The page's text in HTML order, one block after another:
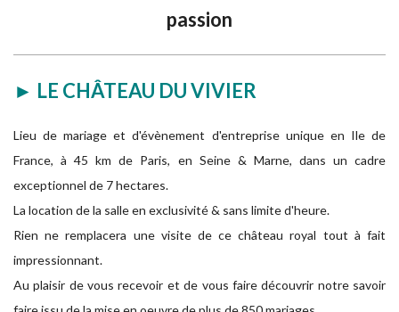
passion
► LE CHÂTEAU DU VIVIER
Lieu de mariage et d'évènement d'entreprise unique en Ile de
France, à 45 km de Paris, en Seine & Marne, dans un cadre
exceptionnel de 7 hectares.
La location de la salle en exclusivité & sans limite d'heure.
Rien ne remplacera une visite de ce château royal tout à fait
impressionnant.
Au plaisir de vous recevoir et de vous faire découvrir notre savoir